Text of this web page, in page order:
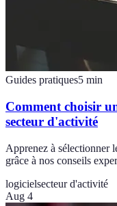
Guides pratiques5 min
Comment choisir
secteur d'activité
Apprenez à sélectionner
grâce à nos conseils
logicielsecteur d'activité
Aug 4